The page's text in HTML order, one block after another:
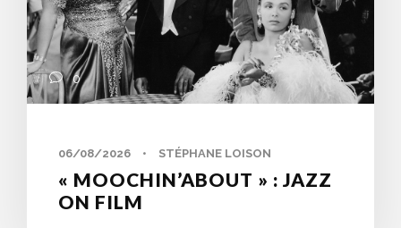
0
06/08/2026 • STÉPHANE LOISON
« MOOCHIN’ABOUT » : JAZZ
ON FILM